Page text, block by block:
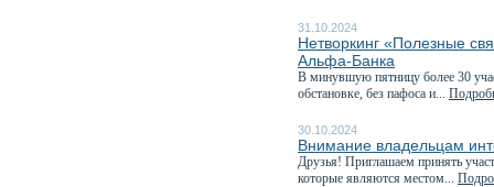
31.10.2024
Нетворкинг «Полезные
Альфа-Банка
В минувшую пятницу более 30
обстановке, без пафоса и...
30.10.2024
Внимание владельцам
Друзья! Приглашаем принять
которые являются местом...